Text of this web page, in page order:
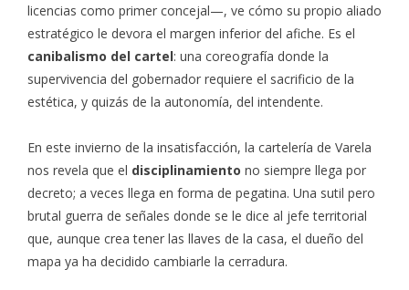
licencias como primer concejal—, ve cómo su propio aliado
estratégico le devora el margen inferior del afiche. Es el
canibalismo del cartel: una coreografía donde la
supervivencia del gobernador requiere el sacrificio de la
estética, y quizás de la autonomía, del intendente.
En este invierno de la insatisfacción, la cartelería de Varela
nos revela que el disciplinamiento no siempre llega por
decreto; a veces llega en forma de pegatina. Una sutil pero
brutal guerra de señales donde se le dice al jefe territorial
que, aunque crea tener las llaves de la casa, el dueño del
mapa ya ha decidido cambiarle la cerradura.